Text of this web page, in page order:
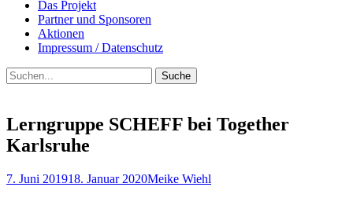
zum
Inhalt
Das Projekt
Partner und Sponsoren
Aktionen
Impressum / Datenschutz
Suchen
Suche
nach:
Lerngruppe SCHEFF bei Together
Karlsruhe
Posted
7. Juni 201918. Januar 2020Author
Meike Wiehl